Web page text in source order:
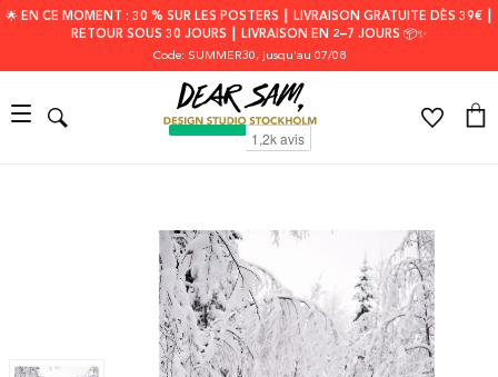
🌟 EN CE MOMENT : 30 % SUR LES POSTERS ┃ LIVRAISON GRATUITE DÈS 39€ ┃
RETOUR SOUS 30 JOURS ┃ LIVRAISON EN 2–7 JOURS 📦✨
Code: SUMMER30, jusqu'au 07/08